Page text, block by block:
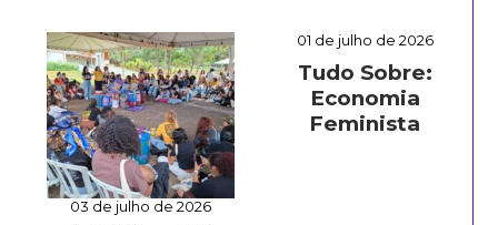
03 de julho de 2026
01 de julho de 2026
Tudo Sobre:
Economia
Feminista